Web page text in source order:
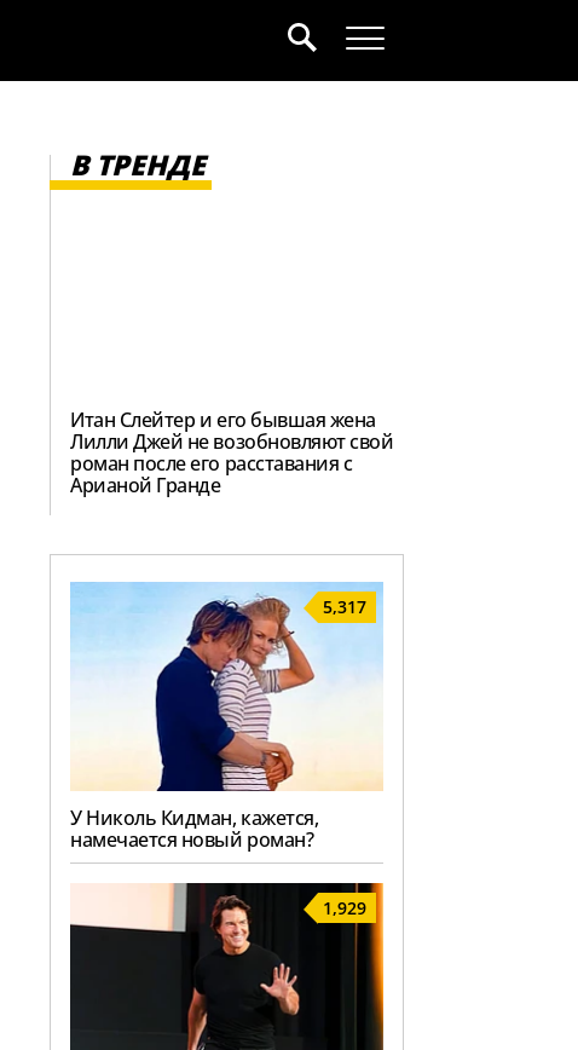
В ТРЕНДЕ
Итан Слейтер и его бывшая жена
Лилли Джей не возобновляют свой
роман после его расставания с
Арианой Гранде
5,317
У Николь Кидман, кажется,
намечается новый роман?
1,929